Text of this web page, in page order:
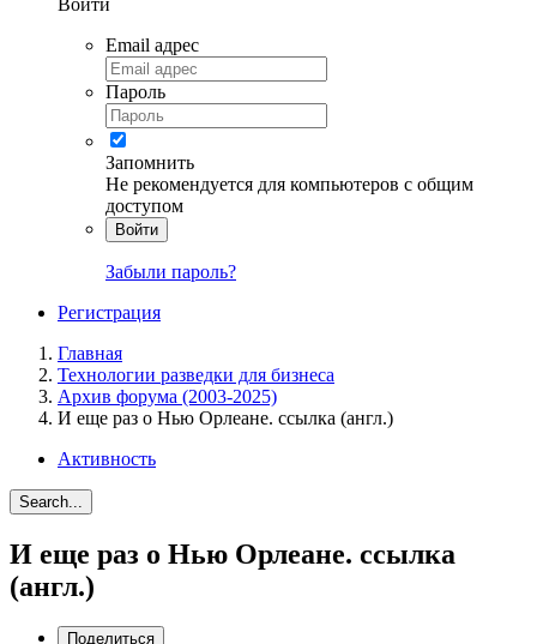
Email адрес
Пароль
Запомнить
Не рекомендуется для компьютеров с общим
доступом
Войти
Забыли пароль?
Регистрация
Главная
Технологии разведки для бизнеса
Архив форума (2003-2025)
И еще раз о Нью Орлеане. ссылка (англ.)
Активность
Search...
И еще раз о Нью Орлеане. ссылка
(англ.)
Поделиться